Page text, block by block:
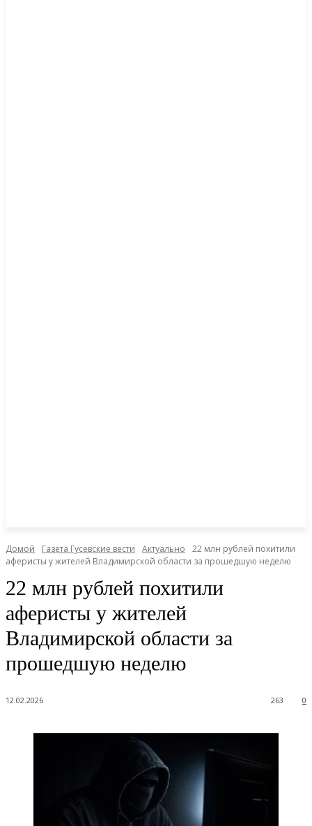
Домой Газета Гусевские вести Актуально
22 млн рублей похитили
аферисты у жителей Владимирской области за прошедшую неделю
22 млн рублей похитили
аферисты у жителей
Владимирской области за
прошедшую неделю
12.02.2026 0
263